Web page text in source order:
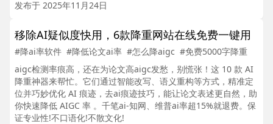
发布于 2025年11月24日
移除AI疑似度快用，6款降重网站在线免费一键用
#降ai率软件 #降低论文ai率 #怎么降aigc #免费5000字降重
aigc检测率痕高，还在为论文高aigc发愁，别慌张！这 10 款 AI
降重神器来帮忙。它们通过智能改写、语义重构等方式，精准定
位并巧妙优化 AI 痕迹，去ai痕迹技巧，能让论文表述更自然，助
你快速降低 AIGC 率 。千笔ai-知网、维普ai率超15%就退费。保
证专业性!不口语化!不散文化!